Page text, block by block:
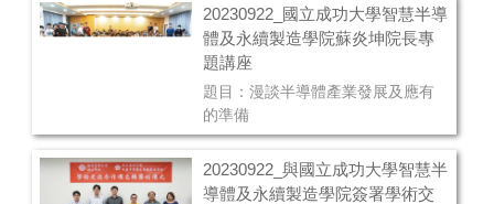
20230922_國立成功大學智慧半導
體及永續製造學院蘇炎坤院長專
題講座
題目：漫談半導體產業發展及應有
的準備
20230922_與國立成功大學智慧半
導體及永續製造學院簽署學術交